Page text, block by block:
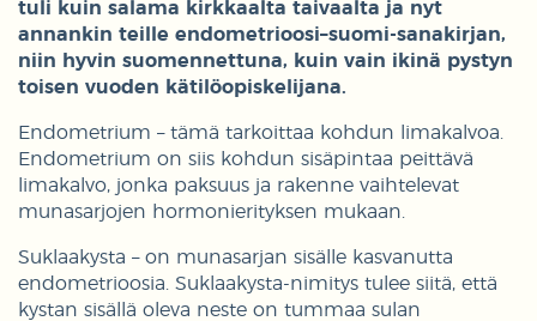
tuli kuin salama kirkkaalta taivaalta ja nyt
annankin teille endometrioosi–suomi-sanakirjan,
niin hyvin suomennettuna, kuin vain ikinä pystyn
toisen vuoden kätilöopiskelijana.
Endometrium – tämä tarkoittaa kohdun limakalvoa.
Endometrium on siis kohdun sisäpintaa peittävä
limakalvo, jonka paksuus ja rakenne vaihtelevat
munasarjojen hormonierityksen mukaan.
Suklaakysta – on munasarjan sisälle kasvanutta
endometrioosia. Suklaakysta-nimitys tulee siitä, että
kystan sisällä oleva neste on tummaa sulan